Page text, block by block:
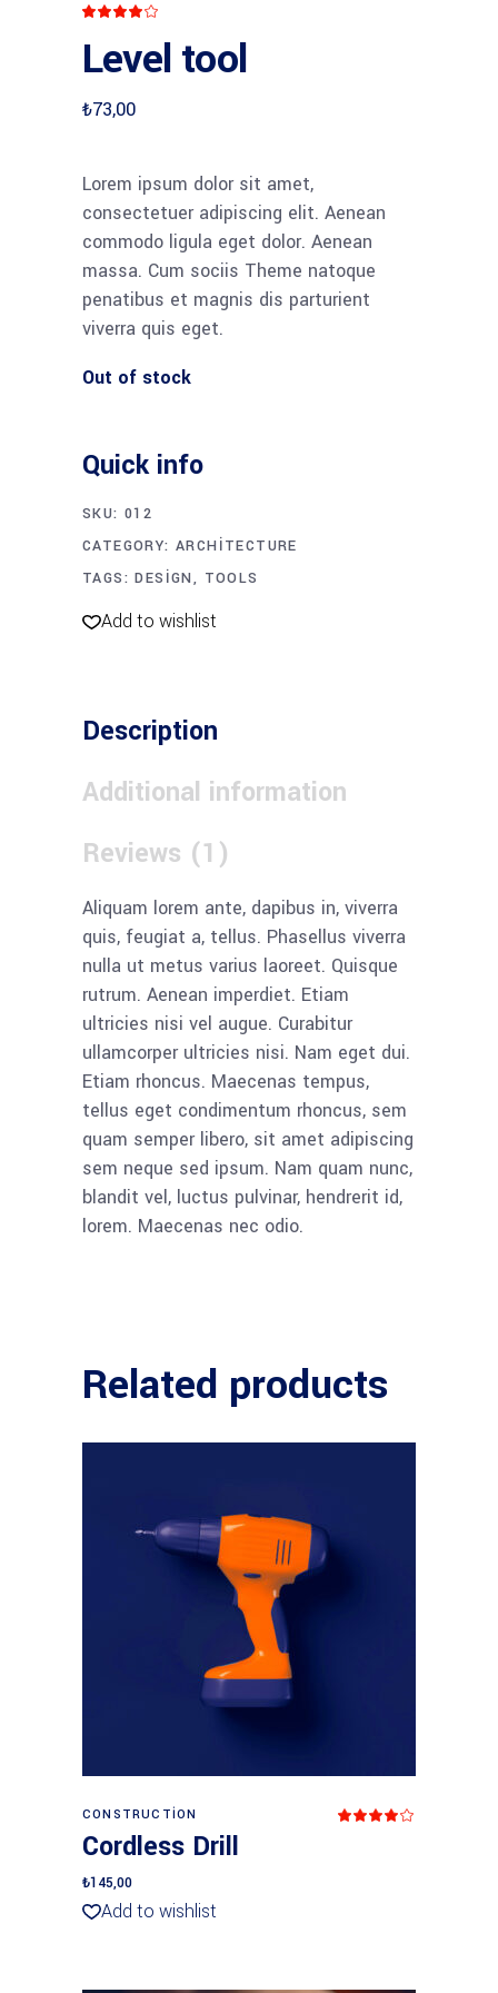
of 5
based
rating
Level tool
₺73,00
Lorem ipsum dolor sit amet,
consectetuer adipiscing elit. Aenean
commodo ligula eget dolor. Aenean
massa. Cum sociis Theme natoque
penatibus et magnis dis parturient
viverra quis eget.
Out of stock
Quick info
SKU: 012
CATEGORY:ARCHITECTURE
TAGS:DESIGN, TOOLS
Add to wishlist
Description
Additional information
Reviews (1)
Aliquam lorem ante, dapibus in, viverra
quis, feugiat a, tellus. Phasellus viverra
nulla ut metus varius laoreet. Quisque
rutrum. Aenean imperdiet. Etiam
ultricies nisi vel augue. Curabitur
ullamcorper ultricies nisi. Nam eget dui.
Etiam rhoncus. Maecenas tempus,
tellus eget condimentum rhoncus, sem
quam semper libero, sit amet adipiscing
sem neque sed ipsum. Nam quam nunc,
blandit vel, luctus pulvinar, hendrerit id,
lorem. Maecenas nec odio.
Related products
CONSTRUCTION
Cordless Drill
₺145,00
Add to wishlist